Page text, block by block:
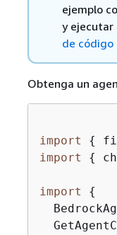
ejemplo
y ejecutar
de código
Obtenga un
import {
import
{
import
{